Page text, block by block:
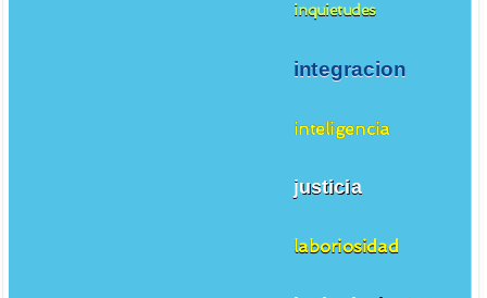
inquietudes
integracion
inteligencia
justicia
laboriosidad